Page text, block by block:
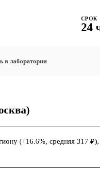
СРОК
24
в лаборатории
(+16.6%, средняя 317 ₽),